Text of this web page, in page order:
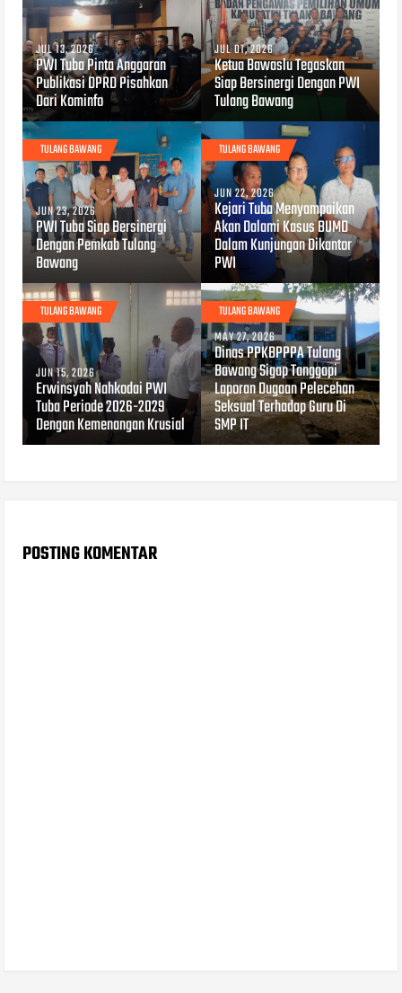
JUL 13, 2026
PWI Tuba Pinta Anggaran
Publikasi DPRD Pisahkan
Dari Kominfo
JUL 01, 2026
Ketua Bawaslu Tegaskan
Siap Bersinergi Dengan PWI
Tulang Bawang
TULANG BAWANG
JUN 23, 2026
PWI Tuba Siap Bersinergi
Dengan Pemkab Tulang
Bawang
TULANG BAWANG
JUN 22, 2026
Kejari Tuba Menyampaikan
Akan Dalami Kasus BUMD
Dalam Kunjungan Dikantor
PWI
TULANG BAWANG
JUN 15, 2026
Erwinsyah Nahkodai PWI
Tuba Periode 2026-2029
Dengan Kemenangan Krusial
TULANG BAWANG
MAY 27, 2026
Dinas PPKBPPPA Tulang
Bawang Sigap Tanggapi
Laporan Dugaan Pelecehan
Seksual Terhadap Guru Di
SMP IT
POSTING KOMENTAR